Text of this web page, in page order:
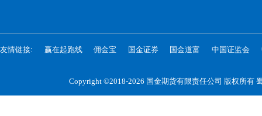
友情链接: 赢在起跑线 佣金宝 国金证券 国金道富 中国证监会
Copyright ©2018-2026 国金期货有限责任公司 版权所有